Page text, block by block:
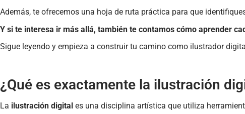
Además, te ofrecemos una hoja de ruta práctica para que
Y si te interesa ir más allá, también te contamos cómo aprender
Sigue leyendo y empieza a construir tu camino como ilustrador
¿Qué es exactamente la ilustración
La ilustración digital es una disciplina artística que utiliza